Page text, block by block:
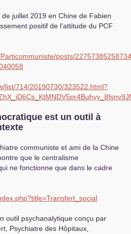
juillet 2019 en Chine de Fabien
positif de l’attitude du PCF
posts/
list/714/20190730/323522.html?
est un outil à
communiste et ami de la Chine
que le centralisme
ne fonctionne que dans le cadre
outil psychanalytique conçu par
Psychiatre des Hôpitaux,